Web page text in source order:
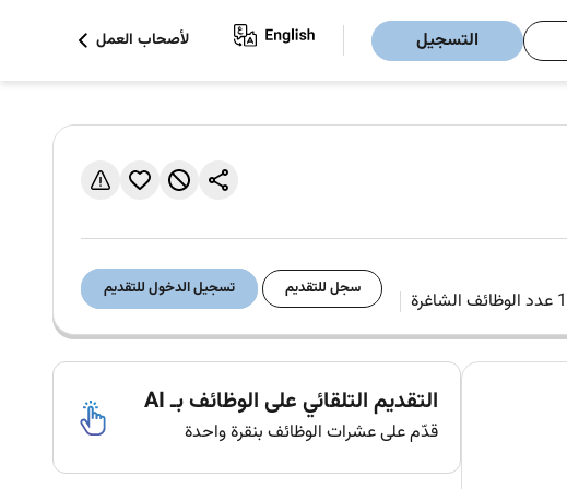
التسجيل لأصحاب العمل
1 عدد الوظائف الشاغرة سجل للتقديم تسجيل الدخول للتقديم
التقديم التلقائي على الوظائف بـ AI
قدّم على عشرات الوظائف بنقرة واحدة